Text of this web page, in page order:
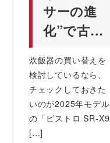
サーの進
化”で古…
炊飯器の買い替えを
検討しているなら、
チェックしておきた
いのが2025年モデル
の「ビストロ SR-X9
[…]